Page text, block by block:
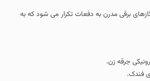
برقی مدرن به دفعات تکرار می شود که به
جرقه‌ زن.
فندک.